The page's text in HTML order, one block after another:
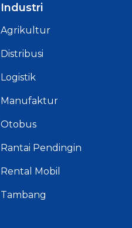
Industri
Agrikultur
Distribusi
Logistik
Manufaktur
Otobus
Rantai Pendingin
Rental Mobil
Tambang